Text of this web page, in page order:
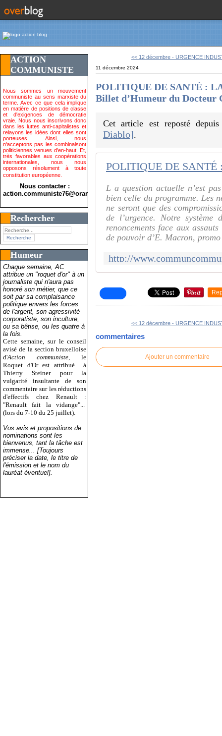
ACTION
COMMUNISTE
Nous sommes un mouvement
communiste au sens marxiste du
terme. Avec ce que cela implique
en matière de positions de classe
et d'exigences de démocratie
vraie. Nous nous inscrivons donc
dans les luttes anti-capitalistes et
relayons les idées dont elles sont
porteuses. Ainsi, nous
n'acceptons pas les combinaisont
politiciennes venues d'en-haut. Et,
très favorables aux coopérations
internationales, nous nous
opposons résolument à toute
constitution européenne.
Nous contacter :
action.communiste76@orange.fr>
Rechercher
Humeur
Chaque semaine, AC
attribue un "roquet d'or" à un
journaliste qui n'aura pas
honoré son métier, que ce
soit par sa complaisance
politique envers les forces
de l'argent, son agressivité
corporatiste, son inculture,
ou sa bêtise, ou les quatre à
la fois.
Cette semaine, sur le conseil
avisé de la section bruxelloise
d'Action communiste , le
Roquet d'Or est attribué
à
Thierry Steiner pour la
vulgarité insultante de son
commentaire sur les réductions
d'effectifs chez Renault :
"Renault fait la vidange"...
(lors du 7-10 du 25 juillet).
Vos avis et propositions de
nominations sont les
bienvenus, tant la tâche est
immense... [Toujours
préciser la date, le titre de
l'émission et le nom du
lauréat éventuel].
<< 12 décembre - URGENCE
11 décembre 2024
POLITIQUE DE SANTÉ :
Billet d’Humeur du Docteur
Cet article est reposté
Diablo].
L a question actuelle n’est
bien celle du programme. Les
ne seront que des
de l’urgence. Notre
renoncements face aux
de pouvoir d’E. Macron, promo
<< 12 décembre - URGENCE
commentaires
Ajouter un commentaire